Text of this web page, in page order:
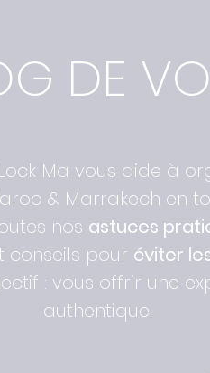
DE
Ma vous aide à
& Marrakech en
nos astuces
conseils pour éviter
: vous offrir une
authentique.